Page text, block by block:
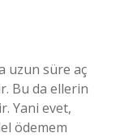
uzun süre aç
Bu da ellerin
Yani evet,
ödemem